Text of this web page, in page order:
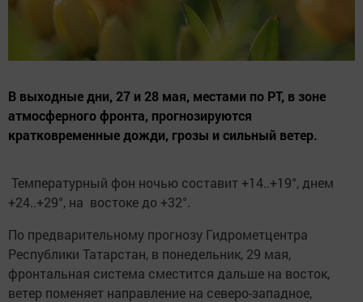
В выходные дни, 27 и 28 мая, местами по РТ, в зоне
атмосферного фронта, прогнозируются
кратковременные дожди, грозы и сильный ветер.
Температурный фон ночью составит +14..+19°, днем
+24..+29°, на востоке до +32°.
По предварительному прогнозу Гидрометцентра
Республики Татарстан, в понедельник, 29 мая,
фронтальная система сместится дальше на восток,
ветер поменяет направление на северо-западное,